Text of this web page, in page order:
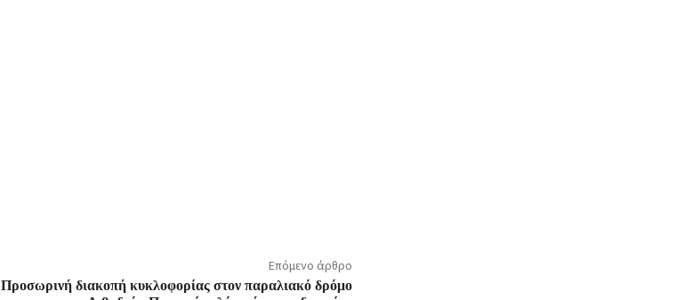
Επόμενο άρθρο
Προσωρινή διακοπή κυκλοφορίας στον παραλιακό δρόμο